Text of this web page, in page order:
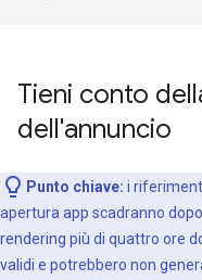
Tieni conto
dell'annuncio
Punto chiave: i
apertura app scadranno
rendering più di quattro ore
validi e potrebbero non